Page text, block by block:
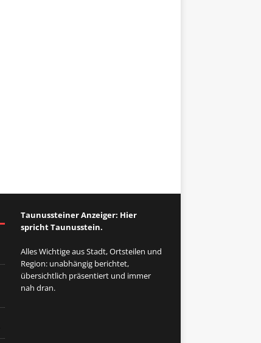
Taunussteiner Anzeiger: Hier
spricht Taunusstein.
Alles Wichtige aus Stadt, Ortsteilen und
Region: unabhängig berichtet,
übersichtlich präsentiert und immer
nah dran.